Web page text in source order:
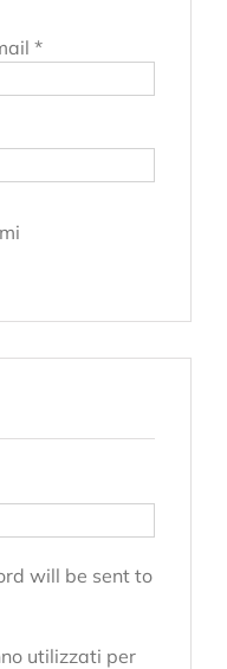
*
will be sent to
utilizzati per